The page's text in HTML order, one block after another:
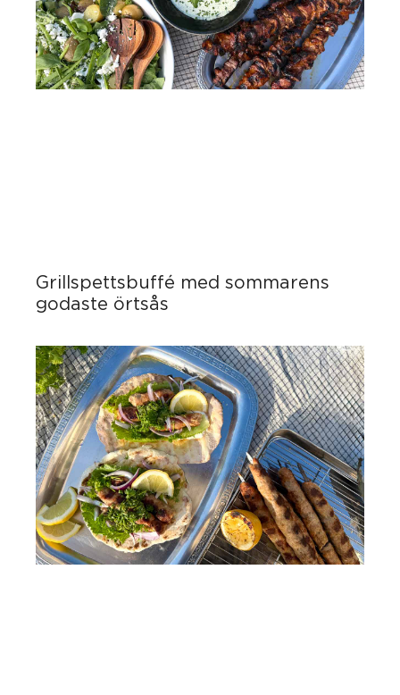
Grillspettsbuffé med sommarens
godaste örtsås